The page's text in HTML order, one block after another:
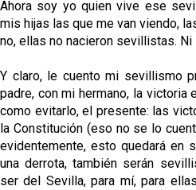
Ahora soy yo quien vive ese
mis hijas las que me van viendo,
no, ellas no nacieron sevillistas. Ni
Y claro, le cuento mi sevillismo
padre, con mi hermano, la victoria
como evitarlo, el presente: las
la Constitución (eso no se lo
evidentemente, esto quedará en
una derrota, también serán
ser del Sevilla, para mí, para